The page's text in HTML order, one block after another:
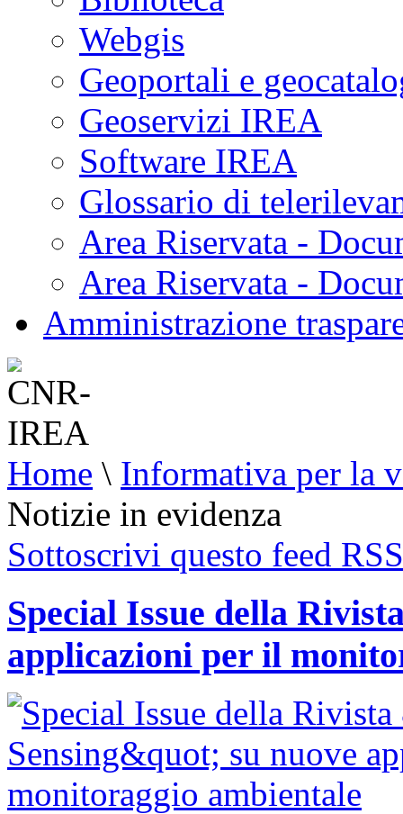
Webgis
Geoportali e
Geoservizi IREA
Software IREA
Glossario di
Area Riservata -
Area Riservata -
Amministrazione
Home \ Informativa per la
Notizie in evidenza
Sottoscrivi questo feed RSS
Special Issue della
applicazioni per il